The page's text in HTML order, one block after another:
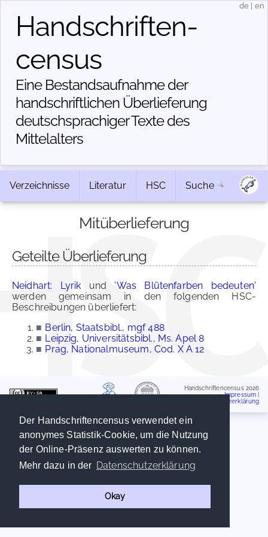
Der Handschriftencensus verwendet ein
anonymes Statistik-Cookie, um die Nutzung
der Online-Präsenz auswerten zu können.
Mehr dazu in der Datenschutzerklärung
Okay
Handschriften­
census
Eine Bestandsaufnahme der
handschriftlichen Über­lieferung
deutschsprachiger Texte des
Mittelalters
de en
Verzeichnisse Literatur HSC Suche
Mitüberlieferung
Geteilte Überlieferung
Neidhart: Lyrik und 'Was Blütenfarben bedeuten'
werden gemeinsam in den folgenden HSC-
Beschreibungen überliefert:
■ Berlin, Staatsbibl., mgf 488
■ Leipzig, Universitätsbibl., Ms. Apel 8
■ Prag, Nationalmuseum, Cod. X A 12
Handschriftencensus 2026
Impressum
Datenschutzerklärung